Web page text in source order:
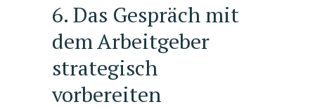
6. Das Gespräch mit
dem Arbeitgeber
strategisch
vorbereiten